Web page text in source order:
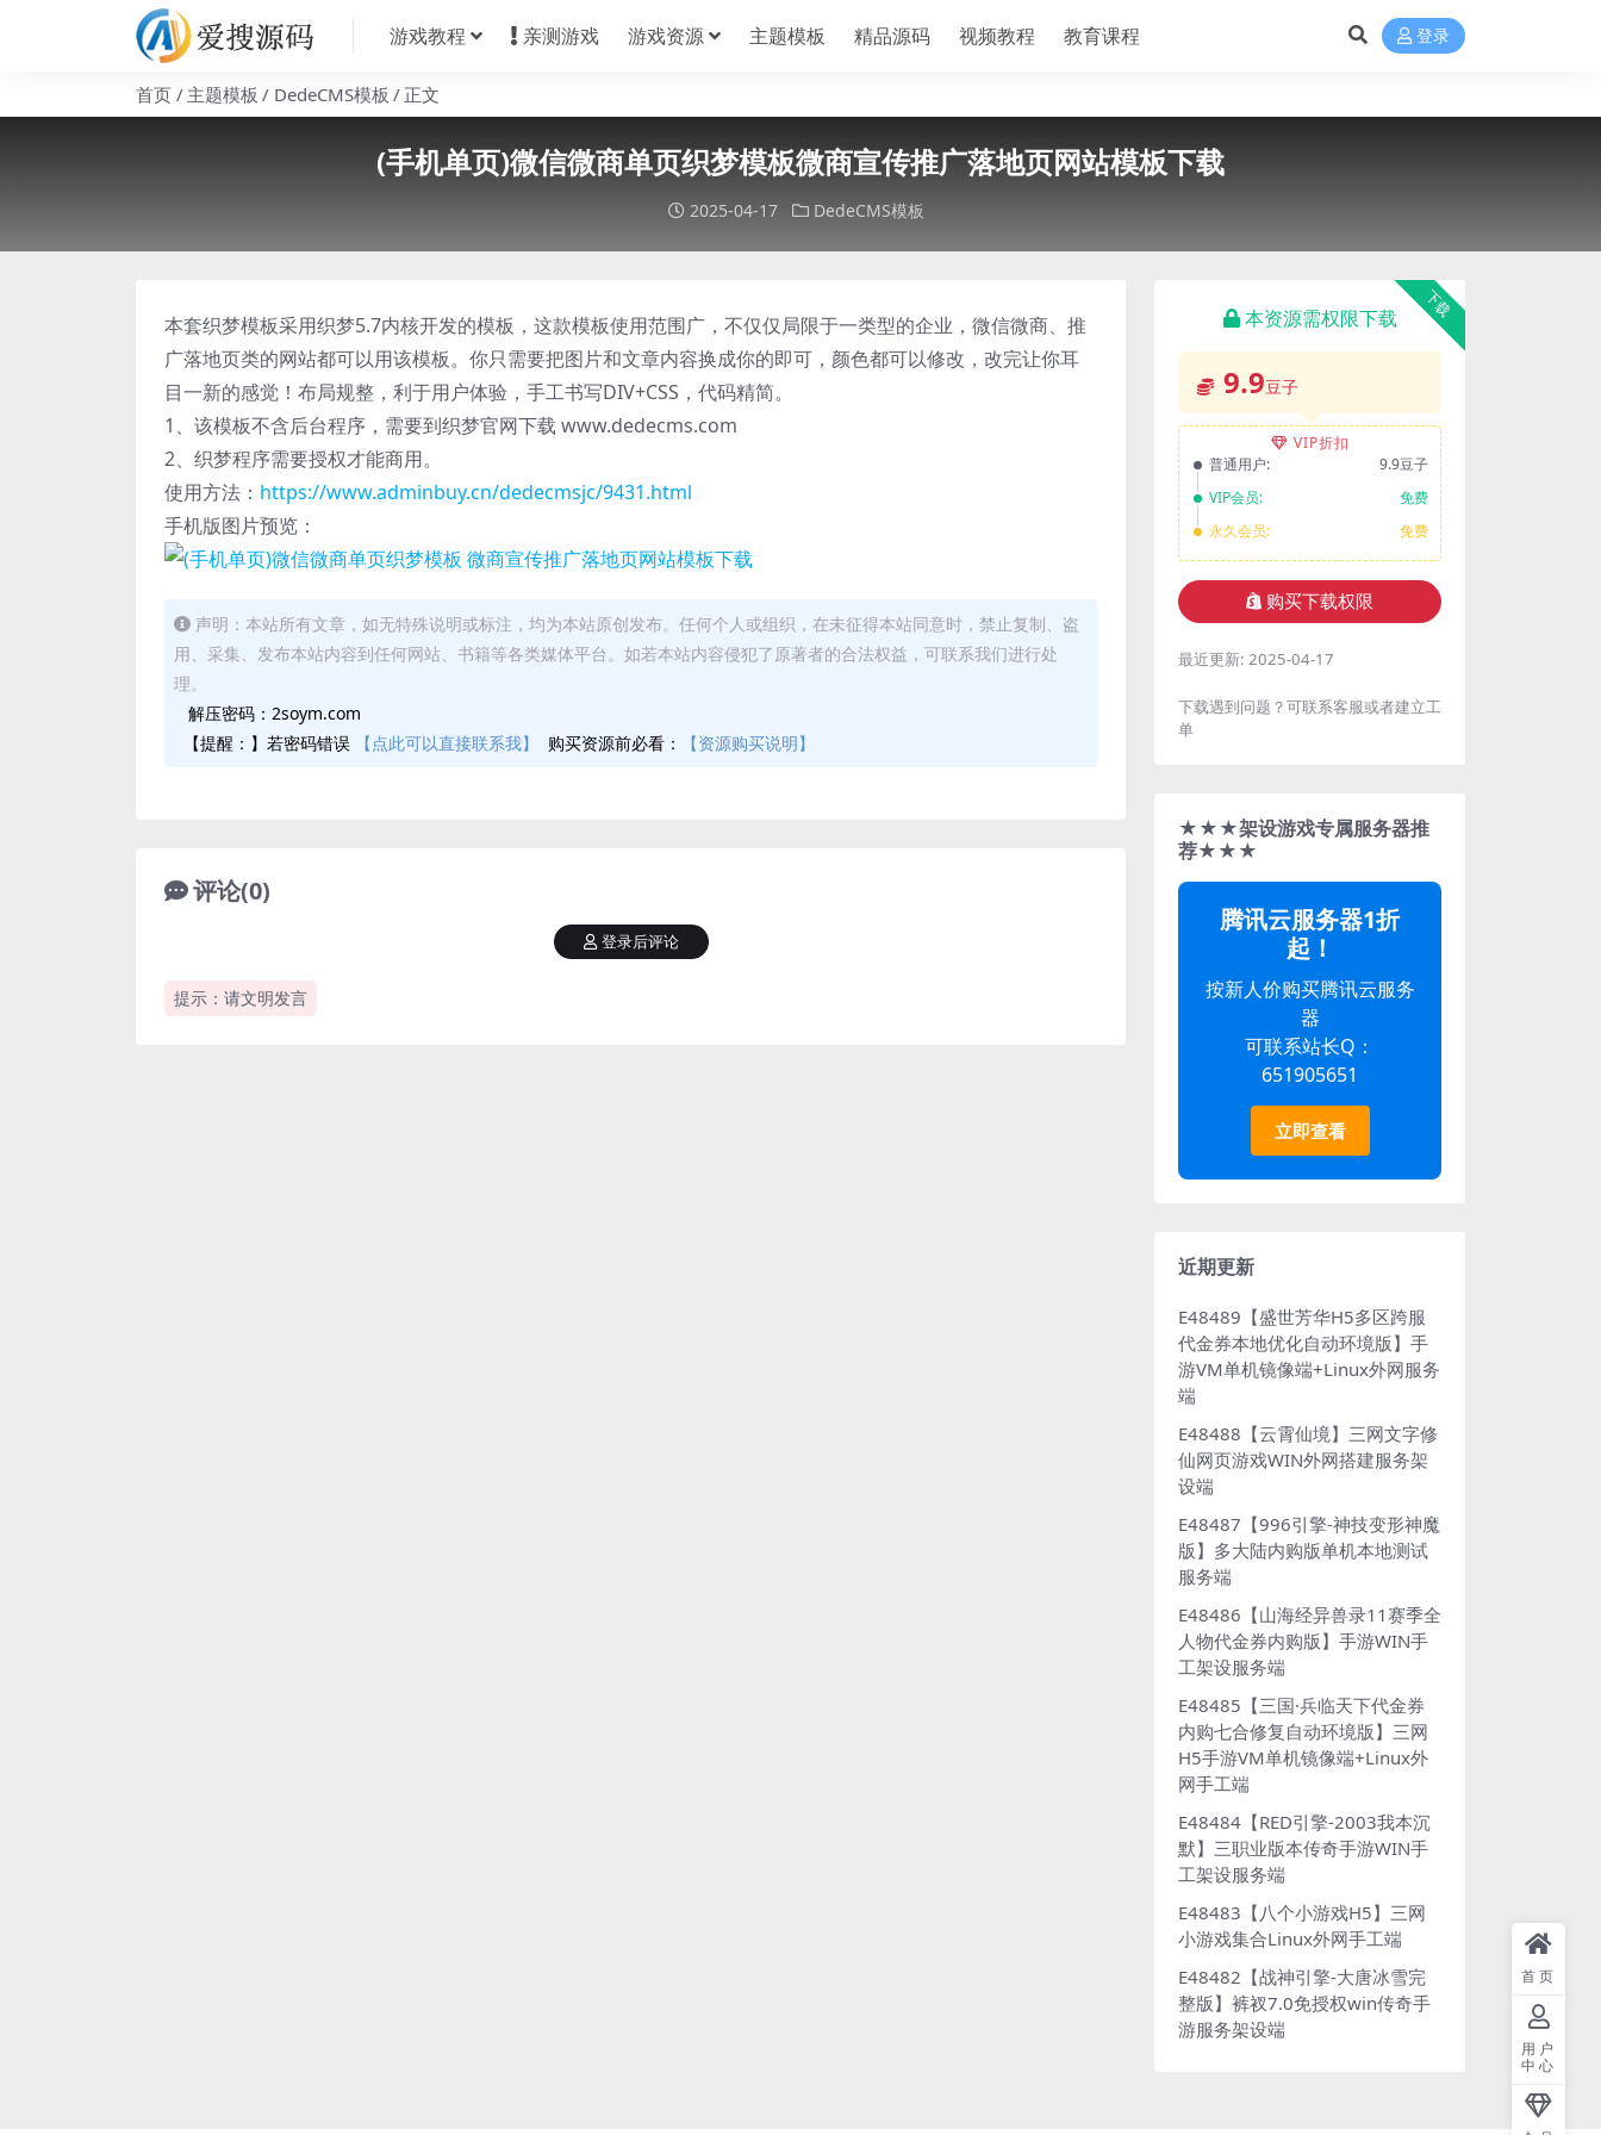
游戏教程 亲测游戏 游戏资源 主题模板 精品源码 视频教程 教育课程 登录
首页 主题模板 DedeCMS模板 正文
(手机单页)微信微商单页织梦模板微商宣传推广落地页网站模板下载
2025-04-17 DedeCMS模板
本套织梦模板采用织梦5.7内核开发的模板，这款模板使用范围广，不仅仅局限于一类型的企业，微信微商、推
广落地页类的网站都可以用该模板。你只需要把图片和文章内容换成你的即可，颜色都可以修改，改完让你耳
目一新的感觉！布局规整，利于用户体验，手工书写DIV+CSS，代码精简。
1、该模板不含后台程序，需要到织梦官网下载 www.dedecms.com
2、织梦程序需要授权才能商用。
使用方法： https://www.adminbuy.cn/dedecmsjc/9431.html
手机版图片预览：
声明：本站所有文章，如无特殊说明或标注，均为本站原创发布。任何个人或组织，在未征得本站同意时，禁止复制、盗
用、采集、发布本站内容到任何网站、书籍等各类媒体平台。如若本站内容侵犯了原著者的合法权益，可联系我们进行处
理。
解压密码：2soym.com
【提醒：】若密码错误
【点此可以直接联系我】 购买资源前必看： 【资源购买说明】
评论(0)
提示：请文明发言
登录后评论
下载
本资源需权限下载
9.9豆子
VIP折扣
普通用户:
9.9豆子
VIP会员:
免费
永久会员:
免费
购买下载权限
最近更新: 2025-04-17
下载遇到问题？可联系客服或者建立工
单
★★★架设游戏专属服务器推
荐★★★
腾讯云服务器1折
起！
按新人价购买腾讯云服务
器
可联系站长Q：
651905651
立即查看
近期更新
E48489【盛世芳华H5多区跨服
代金券本地优化自动环境版】手
游VM单机镜像端+Linux外网服务
端
E48488【云霄仙境】三网文字修
仙网页游戏WIN外网搭建服务架
设端
E48487【996引擎-神技变形神魔
版】多大陆内购版单机本地测试
服务端
E48486【山海经异兽录11赛季全
人物代金券内购版】手游WIN手
工架设服务端
E48485【三国·兵临天下代金券
内购七合修复自动环境版】三网
H5手游VM单机镜像端+Linux外
网手工端
E48484【RED引擎-2003我本沉
默】三职业版本传奇手游WIN手
工架设服务端
E48483【八个小游戏H5】三网
小游戏集合Linux外网手工端
E48482【战神引擎-大唐冰雪完
整版】裤衩7.0免授权win传奇手
游服务架设端
首页
用户
中心